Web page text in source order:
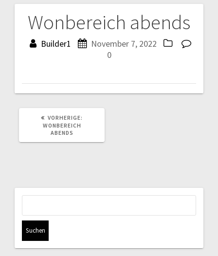
Wonbereich abends
Builder1
November 7, 2022
0
Beitragsnavigation
VORHERIGE:
WONBEREICH
ABENDS